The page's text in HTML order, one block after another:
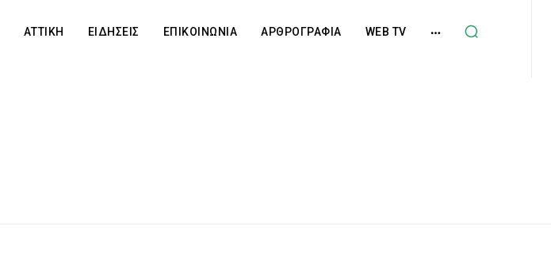
ΑΤΤΙΚΗ ΕΙΔΗΣΕΙΣ ΕΠΙΚΟΙΝΩΝΙΑ ΑΡΘΡΟΓΡΑΦΙΑ WEB TV